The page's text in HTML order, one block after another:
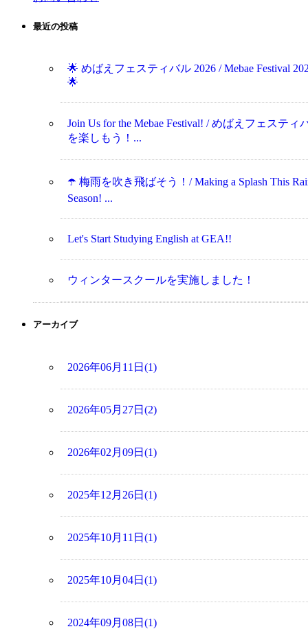
最近の投稿
🌟 めばえフェスティバル 2026 / Mebae Festival
🌟
Join Us for the Mebae Festival! / めばえフェスティ
を楽しもう！...
☂️ 梅雨を吹き飛ばそう！/ Making a Splash This
Season! ...
Let's Start Studying English at GEA!!
ウィンタースクールを実施しました！
アーカイブ
2026年06月11日(1)
2026年05月27日(2)
2026年02月09日(1)
2025年12月26日(1)
2025年10月11日(1)
2025年10月04日(1)
2024年09月08日(1)